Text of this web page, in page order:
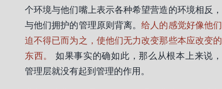
个环境与他们嘴上表示各种希望营造的环境相反，
与他们拥护的管理原则背离。给人的感觉好像他们
迫不得已而为之，使他们无力改变那些本应改变的
东西。
如果事实的确如此，那么从根本上来说，
管理层就没有起到管理的作用。